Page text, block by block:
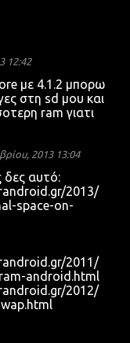
12:42
με 4.1.2 μπορω
στη sd μου και
ram γιατι
2013 13:04
δες αυτό:
2013/
space-on-
2011/
android.html
2012/